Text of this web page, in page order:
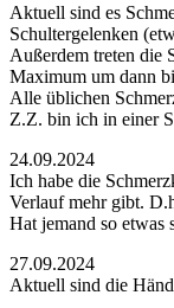
Aktuell sind es
Schultergelenken
Außerdem treten die
Maximum um dann
Alle üblichen
Z.Z. bin ich in einer
24.09.2024
Ich habe die
Verlauf mehr gibt.
Hat jemand so etwas
27.09.2024
Aktuell sind die